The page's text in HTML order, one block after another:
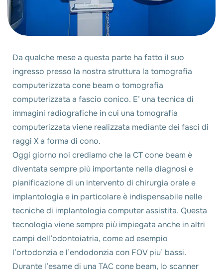
Da qualche mese a questa parte ha fatto il suo
ingresso presso la nostra struttura la tomografia
computerizzata cone beam o tomografia
computerizzata a fascio conico. E’ una tecnica di
immagini radiografiche in cui una tomografia
computerizzata viene realizzata mediante dei fasci di
raggi X a forma di cono.
Oggi giorno noi crediamo che la CT cone beam è
diventata sempre più importante nella diagnosi e
pianificazione di un intervento di chirurgia orale e
implantologia e in particolare è indispensabile nelle
tecniche di implantologia computer assistita. Questa
tecnologia viene sempre più impiegata anche in altri
campi dell’odontoiatria, come ad esempio
l’ortodonzia e l’endodonzia con FOV piu’ bassi.
Durante l’esame di una TAC cone beam, lo scanner